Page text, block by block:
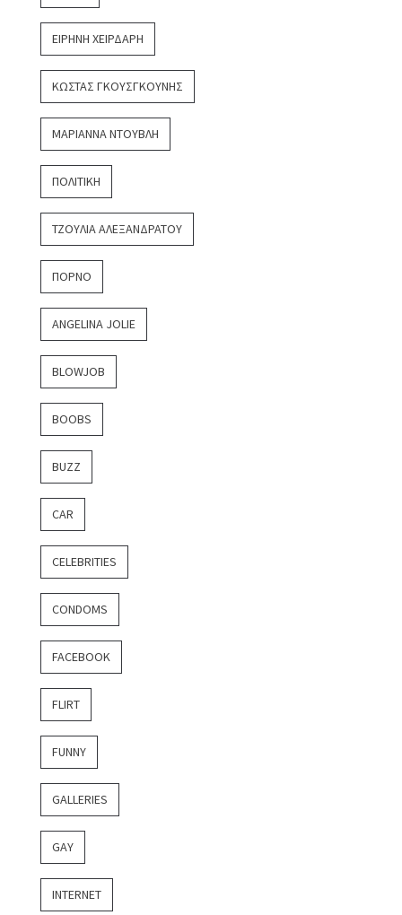
ΕΙΡΉΝΗ ΧΕΙΡΔΆΡΗ
ΚΏΣΤΑΣ ΓΚΟΥΣΓΚΟΎΝΗΣ
ΜΑΡΙΆΝΝΑ ΝΤΟΎΒΛΗ
ΠΟΛΙΤΙΚΉ
ΤΖΟΎΛΙΑ ΑΛΕΞΑΝΔΡΆΤΟΥ
ΠΟΡΝΌ
ANGELINA JOLIE
BLOWJOB
BOOBS
BUZZ
CAR
CELEBRITIES
CONDOMS
FACEBOOK
FLIRT
FUNNY
GALLERIES
GAY
INTERNET